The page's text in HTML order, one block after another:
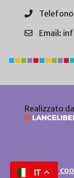
Email:
Realizzato da
Privacy e
IT